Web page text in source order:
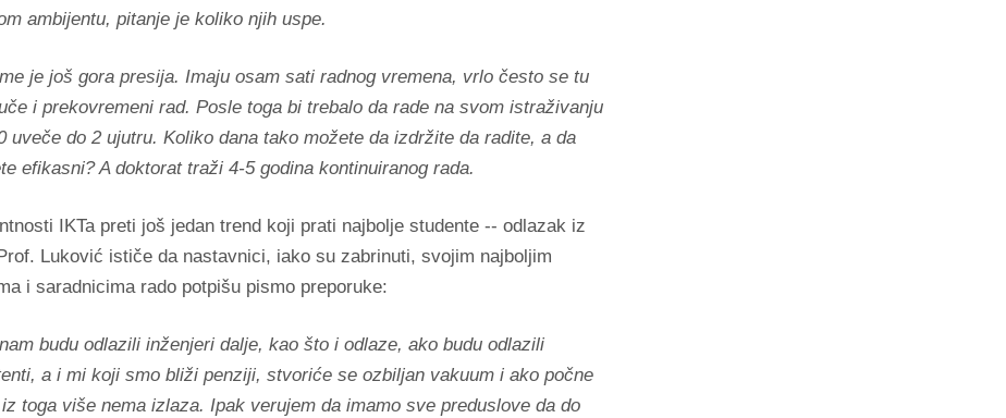
ambijentu, pitanje je koliko njih uspe.
je još gora presija. Imaju osam sati radnog vremena, vrlo često se tu
i prekovremeni rad. Posle toga bi trebalo da rade na svom istraživanju
uveče do 2 ujutru. Koliko dana tako možete da izdržite da radite, a da
efikasni? A doktorat traži 4-5 godina kontinuiranog rada.
IKTa preti još jedan trend koji prati najbolje studente -- odlazak iz
Luković ističe da nastavnici, iako su zabrinuti, svojim najboljim
i saradnicima rado potpišu pismo preporuke:
budu odlazili inženjeri dalje, kao što i odlaze, ako budu odlazili
a i mi koji smo bliži penziji, stvoriće se ozbiljan vakuum i ako počne
toga više nema izlaza. Ipak verujem da imamo sve preduslove da do